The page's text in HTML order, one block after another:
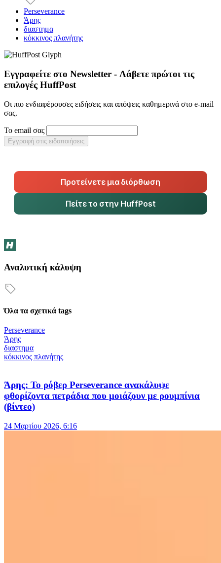
Perseverance
Άρης
διαστημα
κόκκινος πλανήτης
Εγγραφείτε στο Newsletter - Λάβετε πρώτοι τις
επιλογές HuffPost
Οι πιο ενδιαφέρουσες ειδήσεις και απόψεις καθημερινά στο e-mail
σας.
Το email σας
Εγγραφή στις ειδοποιήσεις
Προτείνετε μια διόρθωση
Πείτε το στην HuffPost
Αναλυτική κάλυψη
Όλα τα σχετικά tags
Perseverance
Άρης
διαστημα
κόκκινος πλανήτης
Άρης: Το ρόβερ Perseverance ανακάλυψε
φθορίζοντα πετράδια που μοιάζουν με ρουμπίνια
(βίντεο)
24 Μαρτίου 2026, 6:16